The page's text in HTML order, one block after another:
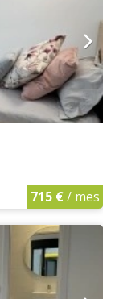
715 €/ mes